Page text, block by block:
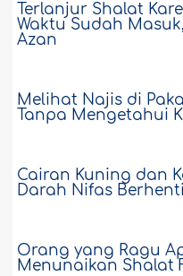
Terlanjur Shalat
Waktu Sudah
Azan
Melihat Najis di
Tanpa Mengetahui
Cairan Kuning dan
Darah Nifas Berhenti
Orang yang Ragu
Menunaikan Shalat